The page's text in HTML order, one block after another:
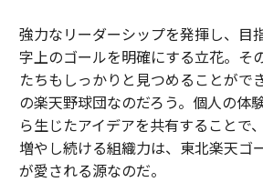
強力なリーダーシップを発揮し、目
字上のゴールを明確にする立花。そ
たちもしっかりと見つめることがで
の楽天野球団なのだろう。個人の体
ら生じたアイデアを共有することで
増やし続ける組織力は、東北楽天ゴ
が愛される源なのだ。